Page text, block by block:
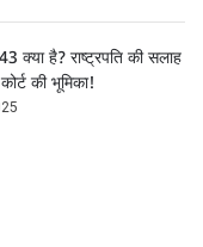
क्या है? राष्ट्रपति की सलाह
की भूमिका!